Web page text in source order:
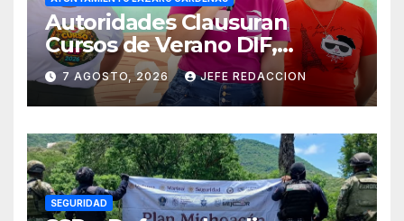
Autoridades Clausuran
Cursos de Verano DIF,
Seguridad Pública y Casa de
Cultura 2026
7 AGOSTO, 2026 JEFE REDACCION
SEGURIDAD